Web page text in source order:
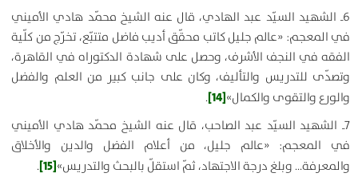
6ـ الشهيد السيّد عبد الهادي، قال عنه الشيخ محمّد هادي الأميني
في المعجم: «عالم جليل كاتب محقّق أديب فاضل متتبّع، تخرّج من كلّية
الفقه في النجف الأشرف، وحصل على شهادة الدكتوراه في القاهرة،
وتصدّى للتدريس والتأليف، وكان على جانب كبير من العلم والفضل
والورع والتقوى والكمال»[14]
.
7ـ الشهيد السيّد عبد الصاحب، قال عنه الشيخ محمّد هادي الأميني
في المعجم: «عالم جليل، من أعلام الفضل والدين والأخلاق
والمعرفة… وبلغ درجة الاجتهاد، ثمّ استقلّ بالبحث والتدريس»[15]
.